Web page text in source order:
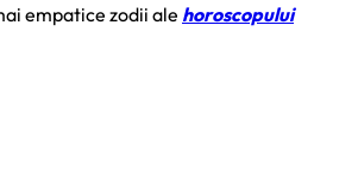
empatice zodii ale horoscopului